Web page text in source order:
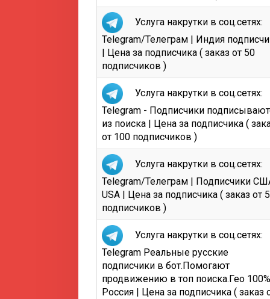
Услуга накрутки в соц.сетях:
Telegram/Телеграм | Индия
| Цена за подписчика ( заказ от 50
подписчиков )
Услуга накрутки в соц.сетях:
Telegram - Подписчики
из поиска | Цена за подписчика (
от 100 подписчиков )
Услуга накрутки в соц.сетях:
Telegram/Телеграм | Подписчики
USA | Цена за подписчика ( заказ от
подписчиков )
Услуга накрутки в соц.сетях:
Telegram Реальные русские
подписчики в бот.Помогают
продвижению в топ поиска.Гео 100%
Россия | Цена за подписчика ( заказ